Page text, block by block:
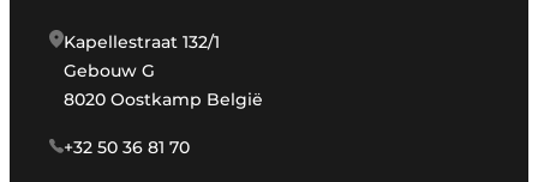
Kapellestraat 132/1
Gebouw G
8020 Oostkamp België
+32 50 36 81 70